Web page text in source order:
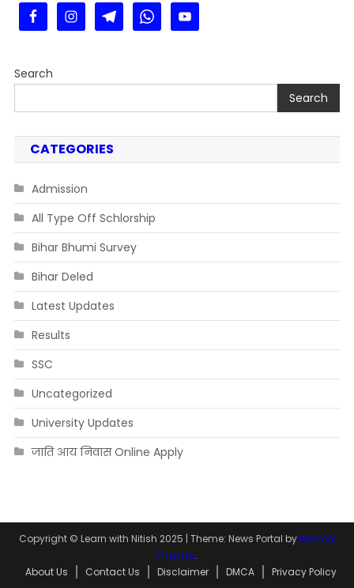
Search
Search
CATEGORIES
Admission
All Type Off Schlorship
Bihar Bhumi Survey
Bihar Deled
Latest Updates
Results
SSC
Uncategorized
University Updates
जाति आय निवास Online Apply
Copyright © Learn with Nitish 2025 | Theme: News Portal byMystery
Themes.
About Us
Contact Us Disclaimer DMCA Privacy Policy